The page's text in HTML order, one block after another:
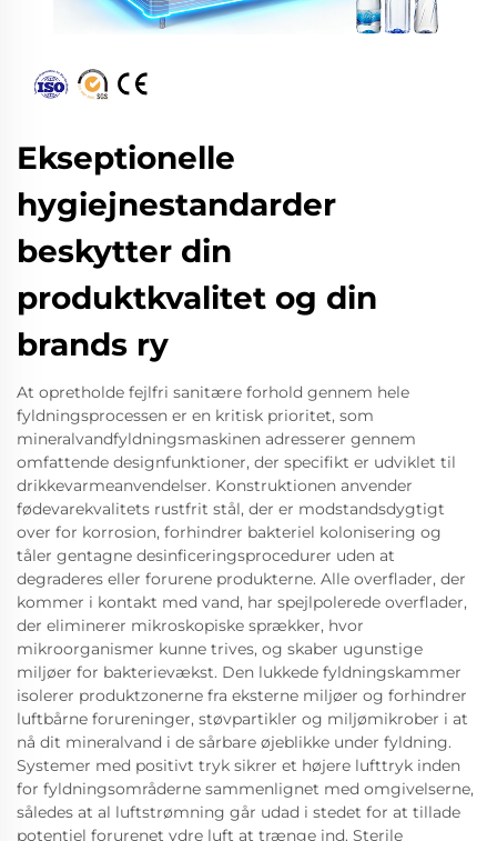
Ekseptionelle
hygiejnestandarder
beskytter din
produktkvalitet og din
brands ry
At opretholde fejlfri sanitære forhold gennem hele
fyldningsprocessen er en kritisk prioritet, som
mineralvandfyldningsmaskinen adresserer gennem
omfattende designfunktioner, der specifikt er udviklet til
drikkevarmeanvendelser. Konstruktionen anvender
fødevarekvalitets rustfrit stål, der er modstandsdygtigt
over for korrosion, forhindrer bakteriel kolonisering og
tåler gentagne desinficeringsprocedurer uden at
degraderes eller forurene produkterne. Alle overflader, der
kommer i kontakt med vand, har spejlpolerede overflader,
der eliminerer mikroskopiske sprækker, hvor
mikroorganismer kunne trives, og skaber ugunstige
miljøer for bakterievækst. Den lukkede fyldningskammer
isolerer produktzonerne fra eksterne miljøer og forhindrer
luftbårne forureninger, støvpartikler og miljømikrober i at
nå dit mineralvand i de sårbare øjeblikke under fyldning.
Systemer med positivt tryk sikrer et højere lufttryk inden
for fyldningsområderne sammenlignet med omgivelserne,
således at al luftstrømning går udad i stedet for at tillade
potentiel forurenet ydre luft at trænge ind. Sterile